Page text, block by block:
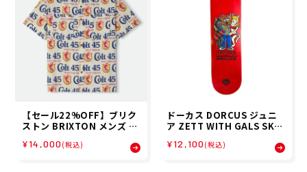
【セール22%OFF】ブリク
ストン BRIXTON メンズ 半
ON S/S WVN 01506 26SP
¥14,000 (税込)
ドーカス DORCUS ジュニ
ア ZETT WITH GALS SKA
ド デッキ 17341T840072-
¥12,100 (税込)